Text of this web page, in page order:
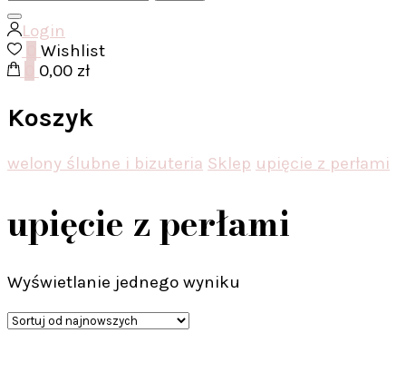
Login
Wishlist
0,00 zł
Koszyk
welony ślubne i bizuteria Sklep upięcie z perłami
upięcie z perłami
Wyświetlanie jednego wyniku